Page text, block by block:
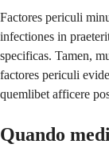
Factores periculi
infectiones in
specificas. Tamen,
factores periculi
quemlibet afficere
Quando